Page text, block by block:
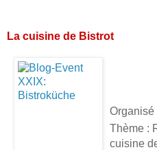
La cuisine de Bistrot
Organisé
Thème :
cuisine